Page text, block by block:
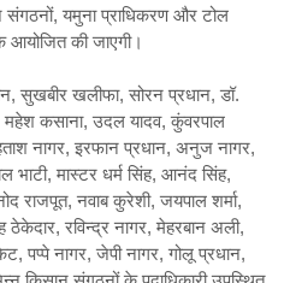
यमुना प्राधिकरण और टोल
की जाएगी।
सुखबीर खलीफा, सोरन प्रधान, डॉ.
कसाना, उदल यादव, कुंवरपाल
नागर, इरफान प्रधान, अनुज नागर,
भाटी, मास्टर धर्म सिंह, आनंद सिंह,
राजपूत, नवाब कुरेशी, जयपाल शर्मा,
ठेकेदार, रविन्द्र नागर, मेहरबान अली,
पप्पे नागर, जेपी नागर, गोलू प्रधान,